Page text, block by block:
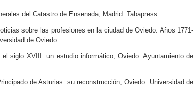
del Catastro de Ensenada, Madrid: Tabapress.
sobre las profesiones en la ciudad de Oviedo. Años 1771-
de Oviedo.
siglo XVIII: un estudio informático, Oviedo: Ayuntamiento de
de Asturias: su reconstrucción, Oviedo: Universidad de